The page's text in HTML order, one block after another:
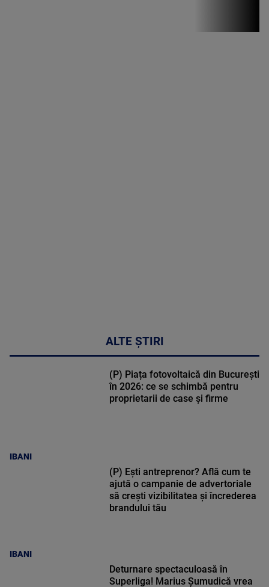
ALTE ȘTIRI
IBANI
(P) Piața fotovoltaică din București
în 2026: ce se schimbă pentru
proprietarii de case și firme
IBANI
(P) Ești antreprenor? Află cum te
ajută o campanie de advertoriale
să crești vizibilitatea și încrederea
brandului tău
Deturnare spectaculoasă în
Superliga! Marius Șumudică vrea